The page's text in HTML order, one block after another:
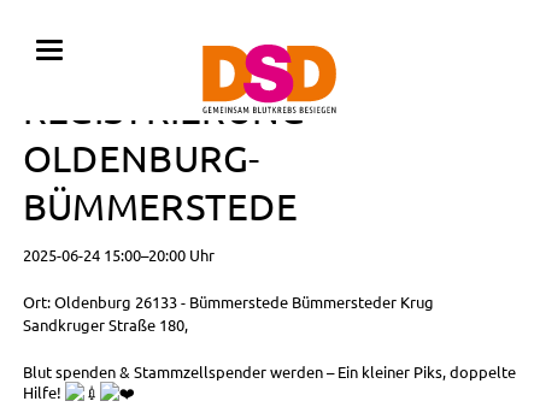
BLUTSPENDE MIT
REGISTRIERUNG •
OLDENBURG-
BÜMMERSTEDE
2025-06-24 15:00–20:00 Uhr
Ort: Oldenburg 26133 - Bümmerstede Bümmersteder Krug
Sandkruger Straße 180,
Blut spenden & Stammzellspender werden – Ein kleiner Piks, doppelte
Hilfe!